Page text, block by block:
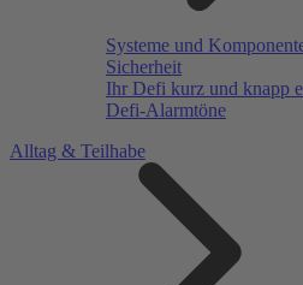
Systeme und
Sicherheit
Ihr Defi kurz und knapp
Defi-Alarmtöne
Alltag & Teilhabe